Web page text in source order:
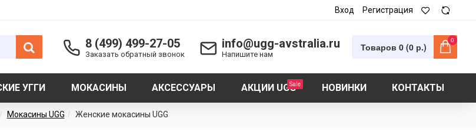
Вход Регистрация
8 (499) 499-27-05
Заказать обратный звонок
info@ugg-avstralia.ru
Напишите нам
Товаров 0 (0 р.)
0
УГГИ МОКАСИНЫ АКСЕССУАРЫ АКЦИИ UGGSale НОВИНКИ КОНТАКТЫ
Мокасины UGG Женские мокасины UGG